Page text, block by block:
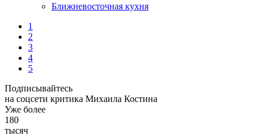
Ближневосточная кухня
1
2
3
4
5
Подписывайтесь
на соцсети критика Михаила Костина
Уже более
180
тысяч